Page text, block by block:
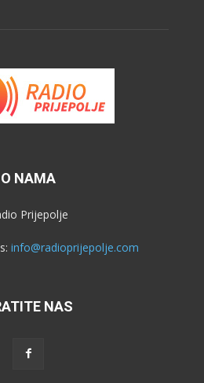
O NAMA
Prijepolje
info@radioprijepolje.com
NAS